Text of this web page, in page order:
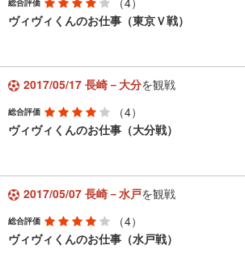
総合評価
ヴィヴィくんのお仕事（東京Ｖ戦）
2017/05/17 長崎－大分を観戦
総合評価
（4）
ヴィヴィくんのお仕事（大分戦）
2017/05/07 長崎－水戸を観戦
総合評価
（4）
ヴィヴィくんのお仕事（水戸戦）